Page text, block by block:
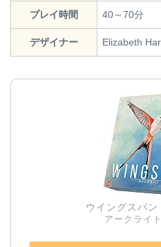
プレイ時間 40～70分
デザイナー Elizabeth
ウイングスパ
アークライ